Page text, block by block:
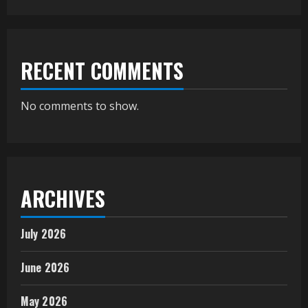
RECENT COMMENTS
No comments to show.
ARCHIVES
July 2026
June 2026
May 2026